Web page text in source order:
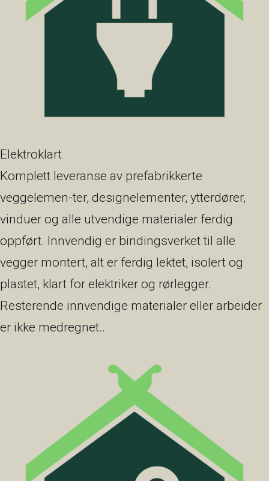
Elektroklart
Komplett leveranse av prefabrikkerte
veggelemen-ter, designelementer, ytterdører,
vinduer og alle utvendige materialer ferdig
oppført. Innvendig er bindingsverket til alle
vegger montert, alt er ferdig lektet, isolert og
plastet, klart for elektriker og rørlegger.
Resterende innvendige materialer eller arbeider
er ikke medregnet..